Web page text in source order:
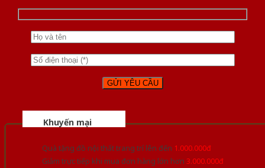
Khuyến mại
Quà tặng đồ nội thất trang trí lên đến 1.000.000đ
Giảm trực tiếp khi mua đơn hàng lớn hơn 3.000.000đ